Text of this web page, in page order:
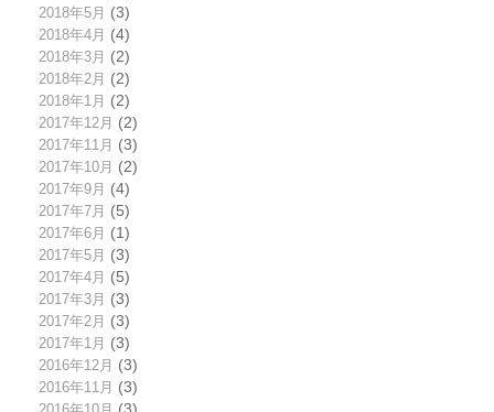
2018年5月 (3)
2018年4月 (4)
2018年3月 (2)
2018年2月 (2)
2018年1月 (2)
2017年12月 (2)
2017年11月 (3)
2017年10月 (2)
2017年9月 (4)
2017年7月 (5)
2017年6月 (1)
2017年5月 (3)
2017年4月 (5)
2017年3月 (3)
2017年2月 (3)
2017年1月 (3)
2016年12月 (3)
2016年11月 (3)